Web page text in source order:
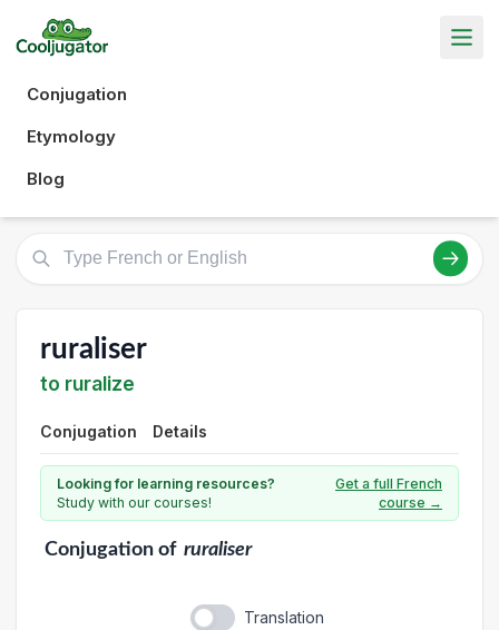
Conjugation
Etymology
Blog
ruraliser
to ruralize
Conjugation Details
Looking for learning resources?
Study with our courses!
Get a full French
course →
Conjugationof ruraliser
Translation